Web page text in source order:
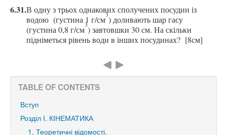
6.31.В одну з трьох однакових сполучених посудин із
водою (густина 1 г/см
3
) доливають шар гасу
(густина 0,8 г/см
3
)завтовшки 30 см. На скільки
підніметься рівень води в інших посудинах? [8см]
TABLE OF CONTENTS
Вступ
Розділ І. КІНЕМАТИКА
1. Теоретичні відомості.